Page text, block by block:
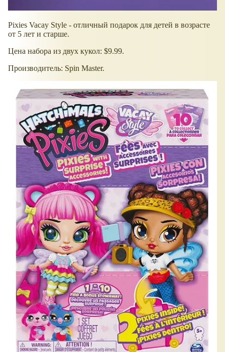
Pixies Vacay Style - отличный подарок для детей в возрасте
от 5 лет и старше.
Цена набора из двух кукол: $9.99.
Производитель: Spin Master.